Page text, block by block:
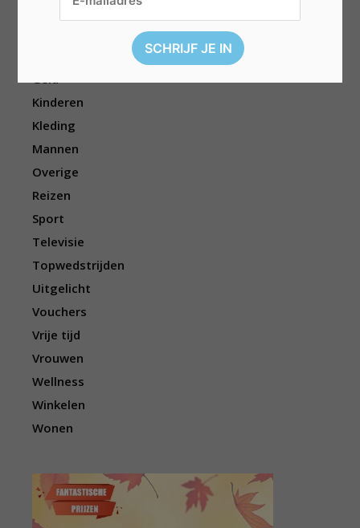
Geld
Kinderen
Kleding
Mannen
Overige
Reizen
Sport
Televisie
Topwedstrijden
Uitgelicht
Vouchers
Vrije tijd
Vrouwen
Wellness
Winkelen
Wonen